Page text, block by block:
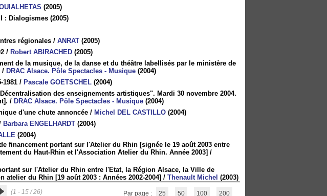
(2005)
: Dialogismes (2005)
régionales /ANRAT (2005)
/ Robert ABIRACHED (2005)
de la musique, de la danse et du théâtre labellisés par le ministère de
/ DRAC Alsace. Pôle Spectacles - Musique (2004)
1981 / Pascale GOETSCHEL (2004)
des enseignements artistiques". Mardi 30 novembre 2004.
/ DRAC Alsace. Pôle Spectacles - Musique (2004)
d'une chute annoncée / Michel DEL CASTILLO (2004)
Barbara ENGELHARDT (2004)
(2004)
financement portant sur l'Atelier du Rhin [signée le 19 août 2003 entre
du Haut-Rhin et l'Association Atelier du Rhin. Année 2003] /
sur l'Atelier du Rhin entre l'Etat, la Région Alsace, la Ville de
du Rhin [19 août 2003 : Années 2002-2004] /Thenault Michel (2003)
(1 - 15 / 26) Par page : 25 50 100 200